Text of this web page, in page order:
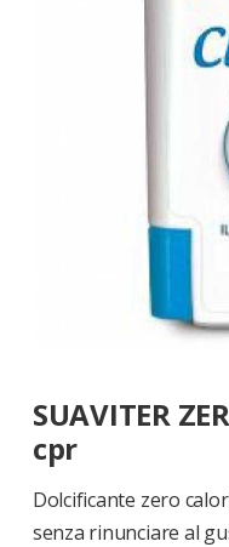
all'inizio
galleria
di
immagini
SUAVITER
cpr
Dolcificante zero
senza rinunciare al